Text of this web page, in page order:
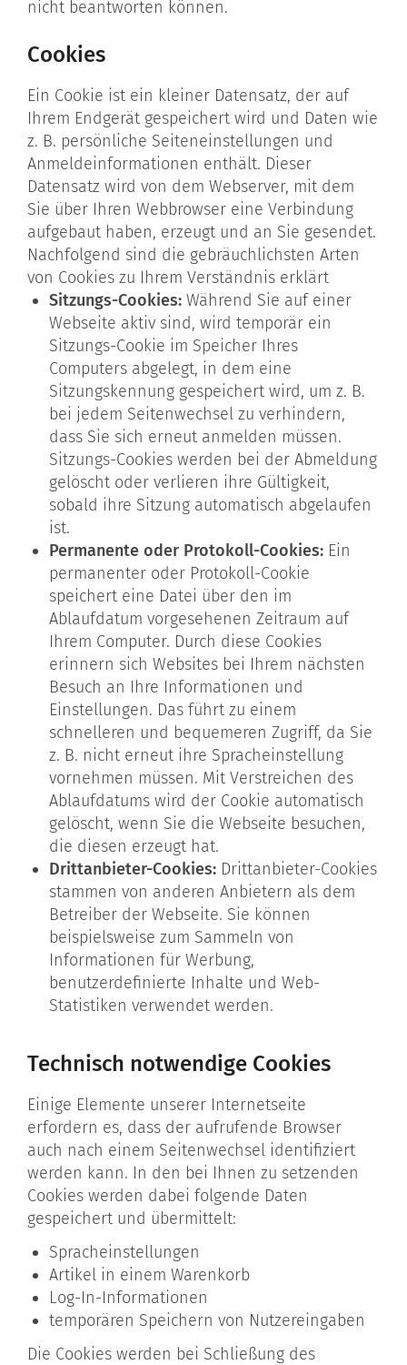
nicht beantworten können.
Cookies
Ein Cookie ist ein kleiner Datensatz, der auf
Ihrem Endgerät gespeichert wird und Daten wie
z. B. persönliche Seiteneinstellungen und
Anmeldeinformationen enthält. Dieser
Datensatz wird von dem Webserver, mit dem
Sie über Ihren Webbrowser eine Verbindung
aufgebaut haben, erzeugt und an Sie gesendet.
Nachfolgend sind die gebräuchlichsten Arten
von Cookies zu Ihrem Verständnis erklärt
Sitzungs-Cookies: Während Sie auf einer
Webseite aktiv sind, wird temporär ein
Sitzungs-Cookie im Speicher Ihres
Computers abgelegt, in dem eine
Sitzungskennung gespeichert wird, um z. B.
bei jedem Seitenwechsel zu verhindern,
dass Sie sich erneut anmelden müssen.
Sitzungs-Cookies werden bei der Abmeldung
gelöscht oder verlieren ihre Gültigkeit,
sobald ihre Sitzung automatisch abgelaufen
ist.
Permanente oder Protokoll-Cookies: Ein
permanenter oder Protokoll-Cookie
speichert eine Datei über den im
Ablaufdatum vorgesehenen Zeitraum auf
Ihrem Computer. Durch diese Cookies
erinnern sich Websites bei Ihrem nächsten
Besuch an Ihre Informationen und
Einstellungen. Das führt zu einem
schnelleren und bequemeren Zugriff, da Sie
z. B. nicht erneut ihre Spracheinstellung
vornehmen müssen. Mit Verstreichen des
Ablaufdatums wird der Cookie automatisch
gelöscht, wenn Sie die Webseite besuchen,
die diesen erzeugt hat.
Drittanbieter-Cookies: Drittanbieter-Cookies
stammen von anderen Anbietern als dem
Betreiber der Webseite. Sie können
beispielsweise zum Sammeln von
Informationen für Werbung,
benutzerdefinierte Inhalte und Web-
Statistiken verwendet werden.
Technisch notwendige Cookies
Einige Elemente unserer Internetseite
erfordern es, dass der aufrufende Browser
auch nach einem Seitenwechsel identifiziert
werden kann. In den bei Ihnen zu setzenden
Cookies werden dabei folgende Daten
gespeichert und übermittelt:
Spracheinstellungen
Artikel in einem Warenkorb
Log-In-Informationen
temporären Speichern von Nutzereingaben
Die Cookies werden bei Schließung des